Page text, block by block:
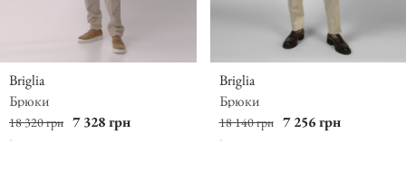
Briglia
Брюки
18 320 грн 7 328 грн
Briglia
Брюки
18 140 грн 7 256 грн